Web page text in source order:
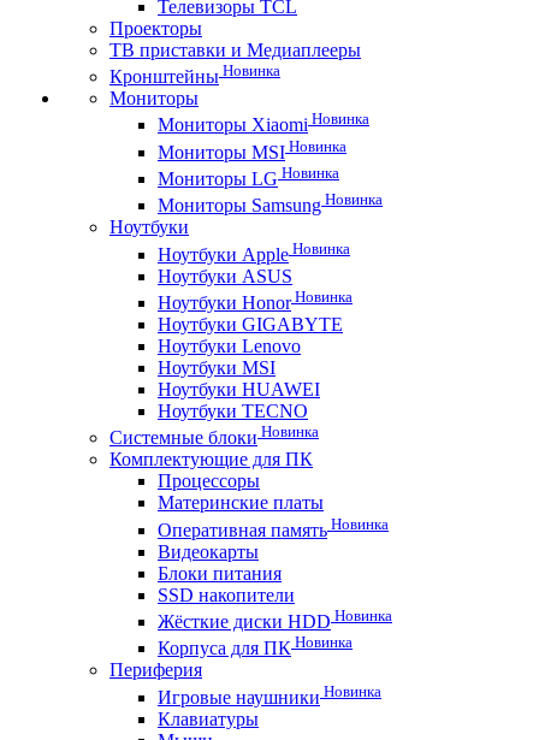
Телевизоры TCL
Проекторы
ТВ приставки и Медиаплееры
Кронштейны Новинка
Мониторы
Мониторы Xiaomi Новинка
Мониторы MSI Новинка
Мониторы LG Новинка
Мониторы Samsung Новинка
Ноутбуки
Ноутбуки Apple Новинка
Ноутбуки ASUS
Ноутбуки HonorНовинка
Ноутбуки GIGABYTE
Ноутбуки Lenovo
Ноутбуки MSI
Ноутбуки HUAWEI
Ноутбуки TECNO
Системные блоки Новинка
Комплектующие для ПК
Процессоры
Материнские платы
Оперативная память Новинка
Видеокарты
Блоки питания
SSD накопители
Жёсткие диски HDD Новинка
Корпуса для ПК Новинка
Периферия
Игровые наушники Новинка
Клавиатуры